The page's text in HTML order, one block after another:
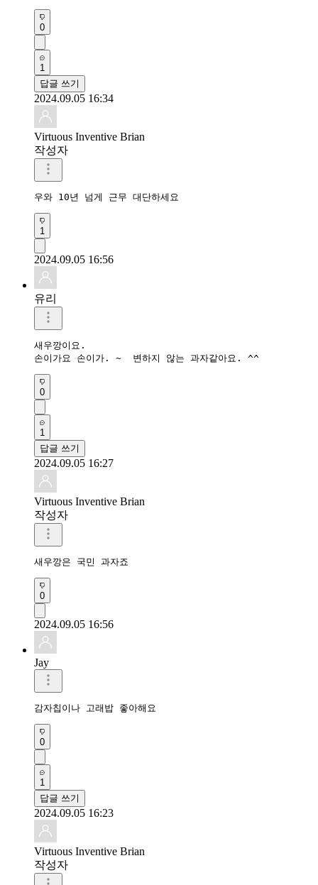
0
1
답글 쓰기
2024.09.05 16:34
Virtuous Inventive Brian
작성자
우와 10년 넘게 근무 대단하세요
1
2024.09.05 16:56
유리
새우깡이요.
손이가요 손이가. ~  변하지 않는 과자같아요. ^^
0
1
답글 쓰기
2024.09.05 16:27
Virtuous Inventive Brian
작성자
새우깡은 국민 과자죠
0
2024.09.05 16:56
Jay
감자칩이나 고래밥 좋아해요
0
1
답글 쓰기
2024.09.05 16:23
Virtuous Inventive Brian
작성자